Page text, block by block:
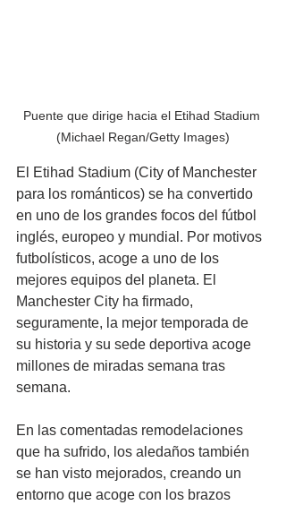
Puente que dirige hacia el Etihad Stadium
(Michael Regan/Getty Images)
El Etihad Stadium (City of Manchester
para los románticos) se ha convertido
en uno de los grandes focos del fútbol
inglés, europeo y mundial. Por motivos
futbolísticos, acoge a uno de los
mejores equipos del planeta. El
Manchester City ha firmado,
seguramente, la mejor temporada de
su historia y su sede deportiva acoge
millones de miradas semana tras
semana.
En las comentadas remodelaciones
que ha sufrido, los aledaños también
se han visto mejorados, creando un
entorno que acoge con los brazos